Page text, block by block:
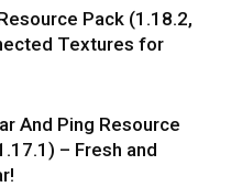
Pack (1.18.2,
Textures for
And Ping Resource
– Fresh and